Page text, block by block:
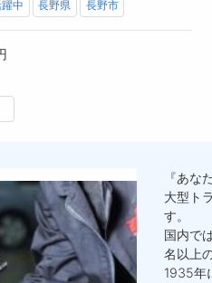
中 長野県 長野市
『あな
大型ト
す。
国内で
名以上
1935年